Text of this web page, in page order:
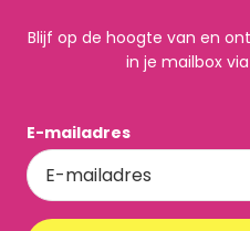
Blijf op de hoogte van en
in je mailbox
E-mailadres